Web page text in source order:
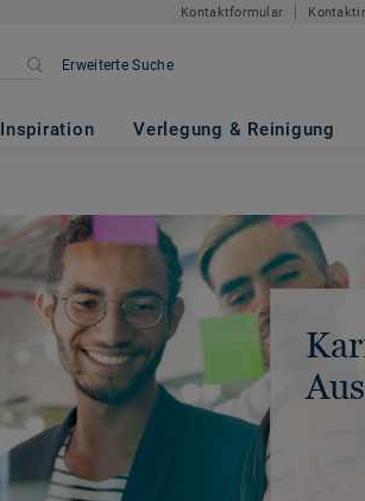
Kontaktformular
Erweiterte Suche
Inspiration Verlegung & Reinigung